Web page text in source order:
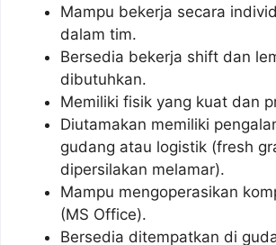
Mampu bekerja secara
dalam tim.
Bersedia bekerja shift dan
dibutuhkan.
Memiliki fisik yang kuat dan
Diutamakan memiliki
gudang atau logistik (fresh
dipersilakan melamar).
Mampu mengoperasikan
(MS Office).
Bersedia ditempatkan di